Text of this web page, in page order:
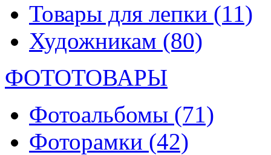
Товары для лепки (11)
Художникам (80)
ФОТОТОВАРЫ
Фотоальбомы (71)
Фоторамки (42)